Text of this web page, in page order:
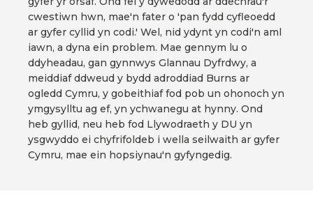
cwestiwn hwn, mae'n fater o 'pan fydd cyfleoedd
ar gyfer cyllid yn codi.' Wel, nid ydynt yn codi'n aml
iawn, a dyna ein problem. Mae gennym lu o
ddyheadau, gan gynnwys Glannau Dyfrdwy, a
meiddiaf ddweud y bydd adroddiad Burns ar
ogledd Cymru, y gobeithiaf fod pob un ohonoch yn
ymgysylltu ag ef, yn ychwanegu at hynny. Ond
heb gyllid, neu heb fod Llywodraeth y DU yn
ysgwyddo ei chyfrifoldeb i wella seilwaith ar gyfer
Cymru, mae ein hopsiynau'n gyfyngedig.